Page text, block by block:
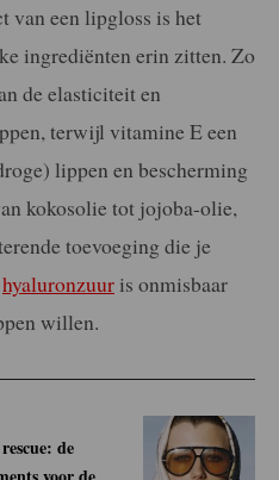
van een lipgloss is het
ingrediënten erin zitten. Zo
de elasticiteit en
terwijl vitamine E een
lippen en bescherming
kokosolie tot jojoba-olie,
toevoeging die je
hyaluronzuur is onmisbaar
willen.
de